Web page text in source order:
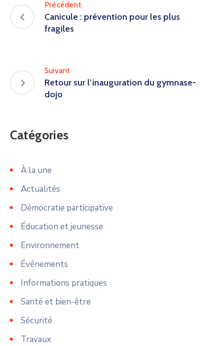
Précédent
Canicule : prévention pour les plus
fragiles
Suivant
Retour sur l’inauguration du gymnase-
dojo
Catégories
À la une
Actualités
Démocratie participative
Éducation et jeunesse
Environnement
Événements
Informations pratiques
Santé et bien-être
Sécurité
Travaux